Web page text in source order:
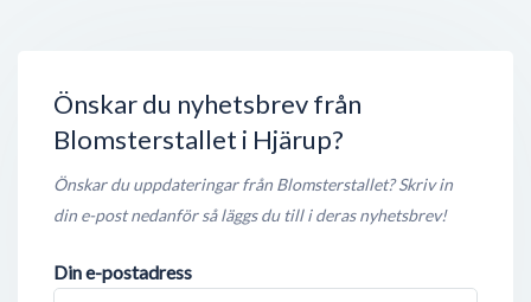
Önskar du nyhetsbrev från
Blomsterstallet i Hjärup?
Önskar du uppdateringar från Blomsterstallet? Skriv in
din e-post nedanför så läggs du till i deras nyhetsbrev!
Din e-postadress